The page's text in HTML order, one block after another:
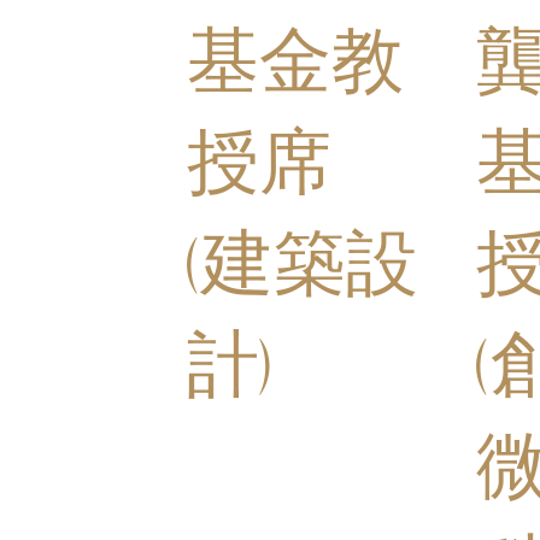
基金教
授席
(建築設
計)
(